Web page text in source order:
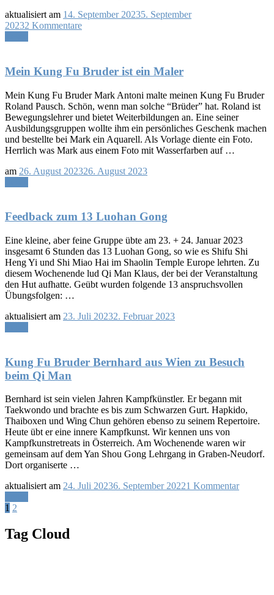
aktualisiert am 14. September 20235. September
20232 Kommentarezu
Yan
Shou
Gong
Austria
Mein Kung Fu Bruder ist ein Maler
Mein Kung Fu Bruder Mark Antoni malte meinen Kung Fu Bruder
Roland Pausch. Schön, wenn man solche “Brüder” hat. Roland ist
Bewegungslehrer und bietet Weiterbildungen an. Eine seiner
Ausbildungsgruppen wollte ihm ein persönliches Geschenk machen
und bestellte bei Mark ein Aquarell. Als Vorlage diente ein Foto.
Herrlich was Mark aus einem Foto mit Wasserfarben auf …
am 26. August 202326. August 2023
Feedback zum 13 Luohan Gong
Eine kleine, aber feine Gruppe übte am 23. + 24. Januar 2023
insgesamt 6 Stunden das 13 Luohan Gong, so wie es Shifu Shi
Heng Yi und Shi Miao Hai im Shaolin Temple Europe lehrten. Zu
diesem Wochenende lud Qi Man Klaus, der bei der Veranstaltung
den Hut aufhatte. Geübt wurden folgende 13 anspruchsvollen
Übungsfolgen: …
aktualisiert am 23. Juli 20232. Februar 2023
Kung Fu Bruder Bernhard aus Wien zu Besuch
beim Qi Man
Bernhard ist sein vielen Jahren Kampfkünstler. Er begann mit
Taekwondo und brachte es bis zum Schwarzen Gurt. Hapkido,
Thaiboxen und Wing Chun gehören ebenso zu seinem Repertoire.
Heute übt er eine innere Kampfkunst. Wir kennen uns von
Kampfkunstretreats in Österreich. Am Wochenende waren wir
gemeinsam auf dem Yan Shou Gong Lehrgang in Graben-Neudorf.
Dort organiserte …
aktualisiert am 24. Juli 20236. September 20221 Kommentarzu
Seitennummerierung
der
Beiträge
Seite
1 Seite
2
Tag Cloud